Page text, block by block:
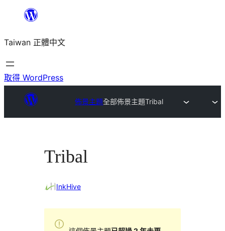
主
要
內
Taiwan 正體中文
取得 WordPress
佈景主題全部佈景主題Tribal
Tribal
InkHive